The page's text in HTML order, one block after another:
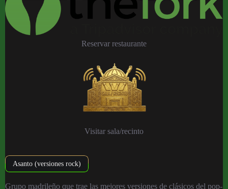
Reservar restaurante
Visitar sala/recinto
Asanto (versiones rock)
Grupo madrileño que trae las mejores versiones de clásicos del pop-